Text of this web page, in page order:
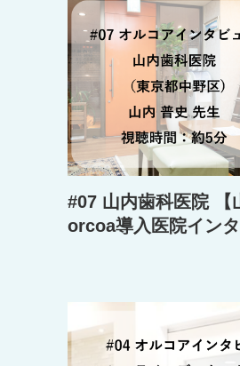
#07 山内歯科医院 【
orcoa導入医院イン